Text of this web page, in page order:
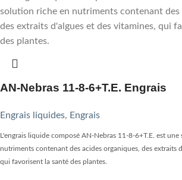
AN-Nebras 11-8-6+T.E. Engrais
Engrais liquides, Engrais
L'engrais liquide composé AN-Nebras 11-8-6+T.E. est
nutriments contenant des acides organiques, des extraits
qui favorisent la santé des plantes.